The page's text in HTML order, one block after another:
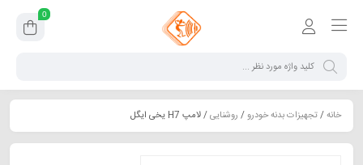
0
خانه/تجهیزات بدنه خودرو/ روشنایی/ لامپ H7 یخی ایگل